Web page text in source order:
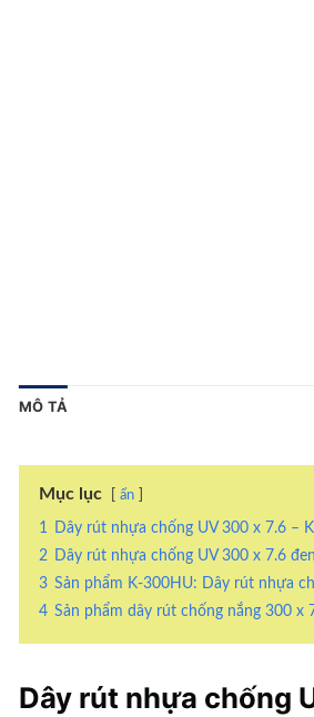
MÔ TẢ
Mục lục ẩn
1 Dây rút nhựa chống UV 300 x 7.6 –
2 Dây rút nhựa chống UV 300 x 7.6
3 Sản phẩm K-300HU: Dây rút nhựa
4 Sản phẩm dây rút chống nắng 300 x
Dây rút nhựa chống